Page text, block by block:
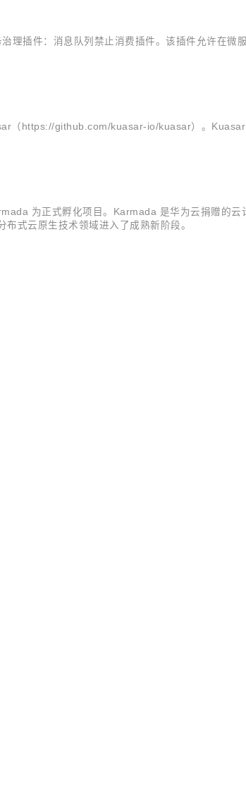
插件：消息队列禁止消费插件。该插件允许在微
（https://github.com/kuasar-io/kuasar）。
为正式孵化项目。Karmada 是华为云捐赠的云
式云原生技术领域进入了成熟新阶段。